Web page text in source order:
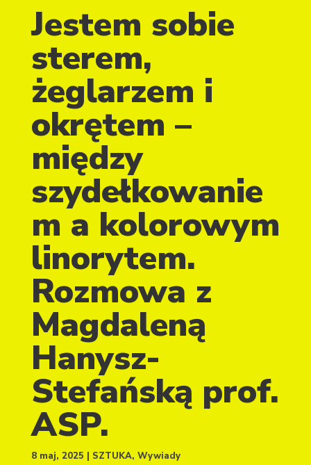
Jestem sobie
sterem,
żeglarzem i
okrętem –
między
szydełkowanie
m a kolorowym
linorytem.
Rozmowa z
Magdaleną
Hanysz-
Stefańską prof.
ASP.
8 maj, 2025 SZTUKA, Wywiady